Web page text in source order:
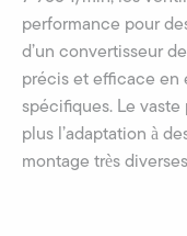
performance pour
d’un convertisseur
précis et efficace en
spécifiques. Le
plus l’adaptation à
montage très